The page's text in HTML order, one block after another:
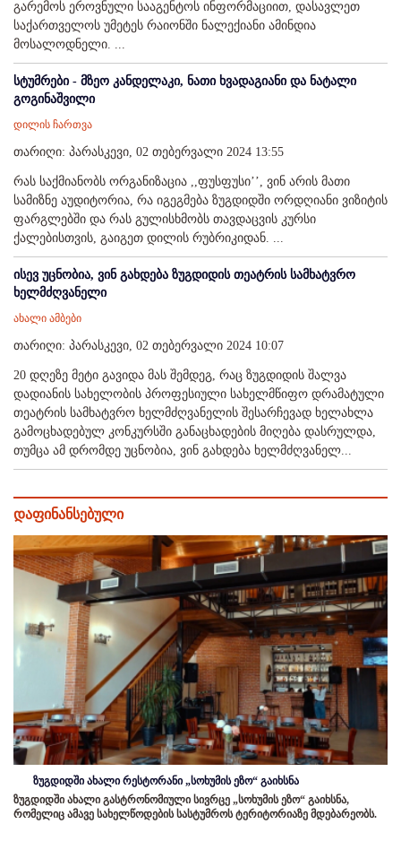
გარემოს ეროვნული სააგენტოს ინფორმაციით, დასავლეთ
საქართველოს უმეტეს რაიონში ნალექიანი ამინდია
მოსალოდნელი. ...
სტუმრები - მზეო კანდელაკი, ნათი ხვადაგიანი და ნატალი
გოგინაშვილი
დილის ჩართვა
თარიღი: პარასკევი, 02 თებერვალი 2024 13:55
რას საქმიანობს ორგანიზაცია ,,ფუსფუსი’’, ვინ არის მათი
სამიზნე აუდიტორია, რა იგეგმება ზუგდიდში ორდღიანი ვიზიტის
ფარგლებში და რას გულისხმობს თავდაცვის კურსი
ქალებისთვის, გაიგეთ დილის რუბრიკიდან. ...
ისევ უცნობია, ვინ გახდება ზუგდიდის თეატრის სამხატვრო
ხელმძღვანელი
ახალი ამბები
თარიღი: პარასკევი, 02 თებერვალი 2024 10:07
20 დღეზე მეტი გავიდა მას შემდეგ, რაც ზუგდიდის შალვა
დადიანის სახელობის პროფესიული სახელმწიფო დრამატული
თეატრის სამხატვრო ხელმძღვანელის შესარჩევად ხელახლა
გამოცხადებულ კონკურსში განაცხადების მიღება დასრულდა,
თუმცა ამ დრომდე უცნობია, ვინ გახდება ხელმძღვანელ...
დაფინანსებული
ზუგდიდში ახალი რესტორანი „სოხუმის ეზო“ გაიხსნა
ზუგდიდში ახალი გასტრონომიული სივრცე „სოხუმის ეზო“ გაიხსნა,
რომელიც ამავე სახელწოდების სასტუმროს ტერიტორიაზე მდებარეობს.